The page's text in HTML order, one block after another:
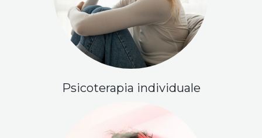
Psicoterapia individuale